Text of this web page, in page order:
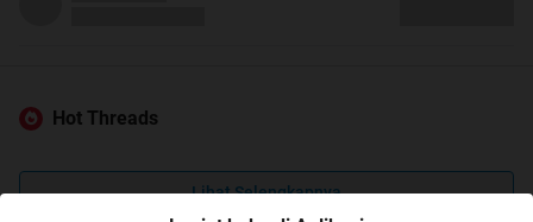
Hot Threads
Lihat Selengkapnya